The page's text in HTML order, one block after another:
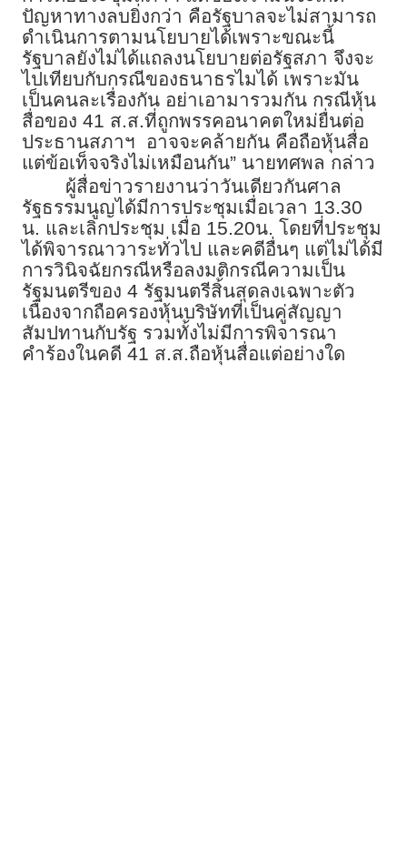
ปัญหาทางลบยิ่งกว่า คือรัฐบาลจะไม่สามารถ
ดำเนินการตามนโยบายได้เพราะขณะนี้
รัฐบาลยังไม่ได้แถลงนโยบายต่อรัฐสภา จึงจะ
ไปเทียบกับกรณีของธนาธรไมได้ เพราะมัน
เป็นคนละเรื่องกัน อย่าเอามารวมกัน กรณีหุ้น
สื่อของ 41 ส.ส.ที่ถูกพรรคอนาคตใหม่ยื่นต่อ
ประธานสภาฯ อาจจะคล้ายกัน คือถือหุ้นสื่อ
แต่ข้อเท็จจริงไม่เหมือนกัน” นายทศพล กล่าว
ผู้สื่อข่าวรายงานว่าวันเดียวกันศาล
รัฐธรรมนูญได้มีการประชุมเมื่อเวลา 13.30
น. และเลิกประชุม เมื่อ 15.20น. โดยที่ประชุม
ได้พิจารณาวาระทั่วไป และคดีอื่นๆ แต่ไม่ได้มี
การวินิจฉัยกรณีหรือลงมติกรณีความเป็น
รัฐมนตรีของ 4 รัฐมนตรีสิ้นสุดลงเฉพาะตัว
เนื่องจากถือครองหุ้นบริษัทที่เป็นคู่สัญญา
สัมปทานกับรัฐ รวมทั้งไม่มีการพิจารณา
คำร้องในคดี 41 ส.ส.ถือหุ้นสื่อแต่อย่างใด